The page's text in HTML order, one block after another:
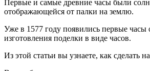
Первые и самые древние часы были
отображающейся от палки на землю.
Уже в 1577 году появились первые
изготовления поделки в виде часов.
Из этой статьи вы узнаете, как